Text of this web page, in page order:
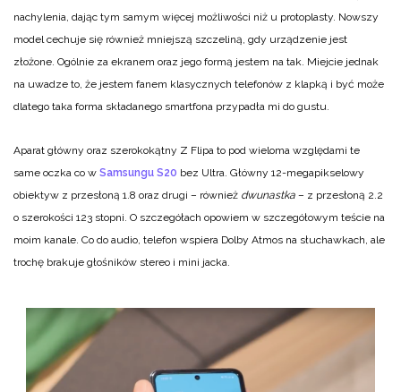
nachylenia, dając tym samym więcej możliwości niż u protoplasty. Nowszy
model cechuje się również mniejszą szczeliną, gdy urządzenie jest
złożone. Ogólnie za ekranem oraz jego formą jestem na tak. Miejcie jednak
na uwadze to, że jestem fanem klasycznych telefonów z klapką i być może
dlatego taka forma składanego smartfona przypadła mi do gustu.
Aparat główny oraz szerokokątny Z Flipa to pod wieloma względami te
same oczka co w Samsungu S20 bez Ultra. Główny 12-megapikselowy
obiektyw z przesłoną 1.8 oraz drugi – również dwunastka – z przesłoną 2.2
o szerokości 123 stopni. O szczegółach opowiem w szczegółowym teście na
moim kanale. Co do audio, telefon wspiera Dolby Atmos na słuchawkach, ale
trochę brakuje głośników stereo i mini jacka.